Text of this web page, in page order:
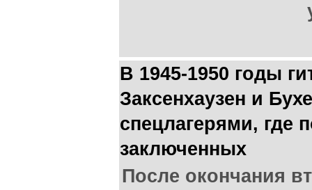
В 1945-1950 годы
Заксенхаузен и
спецлагерями, где
заключенных
После окончания